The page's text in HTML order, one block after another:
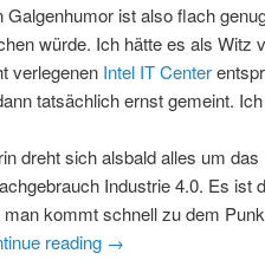
Galgenhumor ist also flach
würde. Ich hätte es als Witz
verlegenen Intel IT Center
tatsächlich ernst gemeint.
dreht sich alsbald alles um
Industrie 4.0. Es ist
man kommt schnell zu dem
reading →